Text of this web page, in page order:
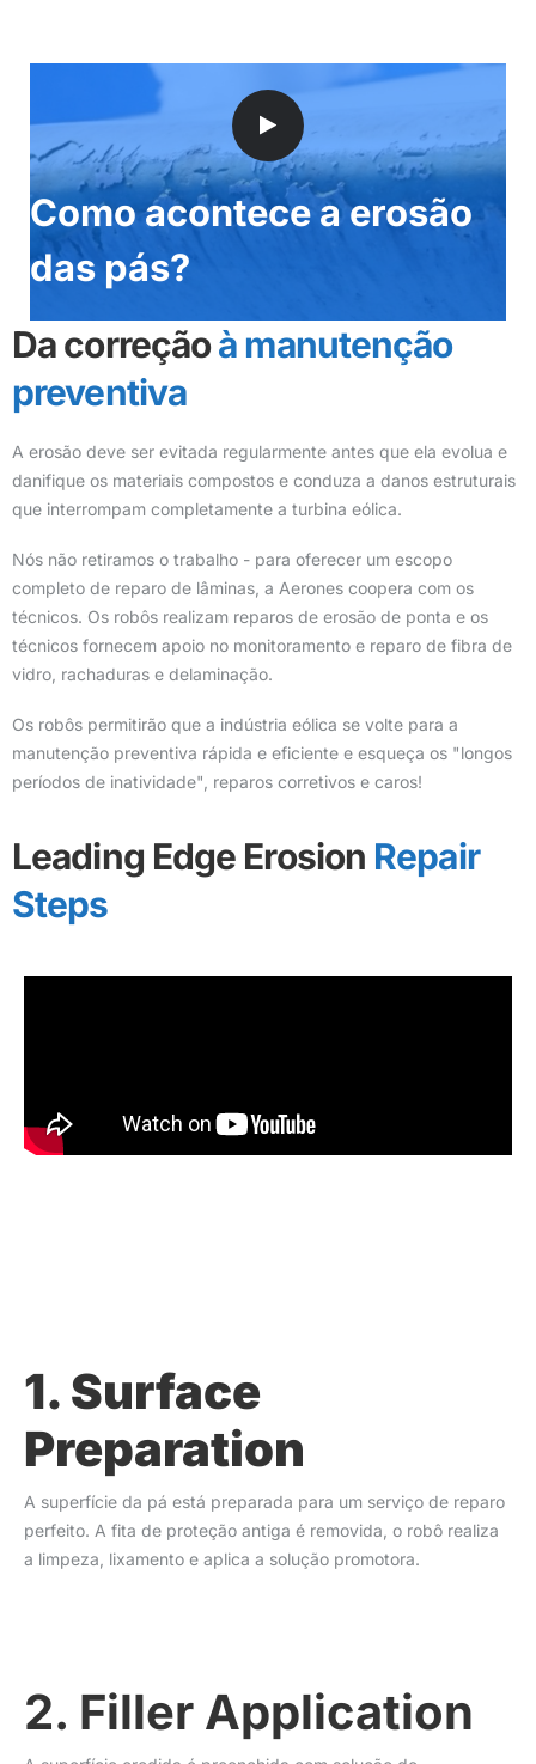
Como acontece a erosão
das pás?
Da correçãoà manutenção
preventiva
A erosão deve ser evitada regularmente antes que ela evolua e
danifique os materiais compostos e conduza a danos estruturais
que interrompam completamente a turbina eólica.
Nós não retiramos o trabalho - para oferecer um escopo
completo de reparo de lâminas, a Aerones coopera com os
técnicos. Os robôs realizam reparos de erosão de ponta e os
técnicos fornecem apoio no monitoramento e reparo de fibra de
vidro, rachaduras e delaminação.
Os robôs permitirão que a indústria eólica se volte para a
manutenção preventiva rápida e eficiente e esqueça os "longos
períodos de inatividade", reparos corretivos e caros!
Leading Edge Erosion Repair
Steps
1. Surface
Preparation
A superfície da pá está preparada para um serviço de reparo
perfeito. A fita de proteção antiga é removida, o robô realiza
a limpeza, lixamento e aplica a solução promotora.
2. Filler Application